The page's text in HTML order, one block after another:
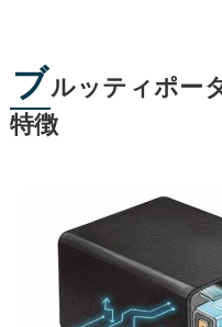
ブルッティポー
特徴